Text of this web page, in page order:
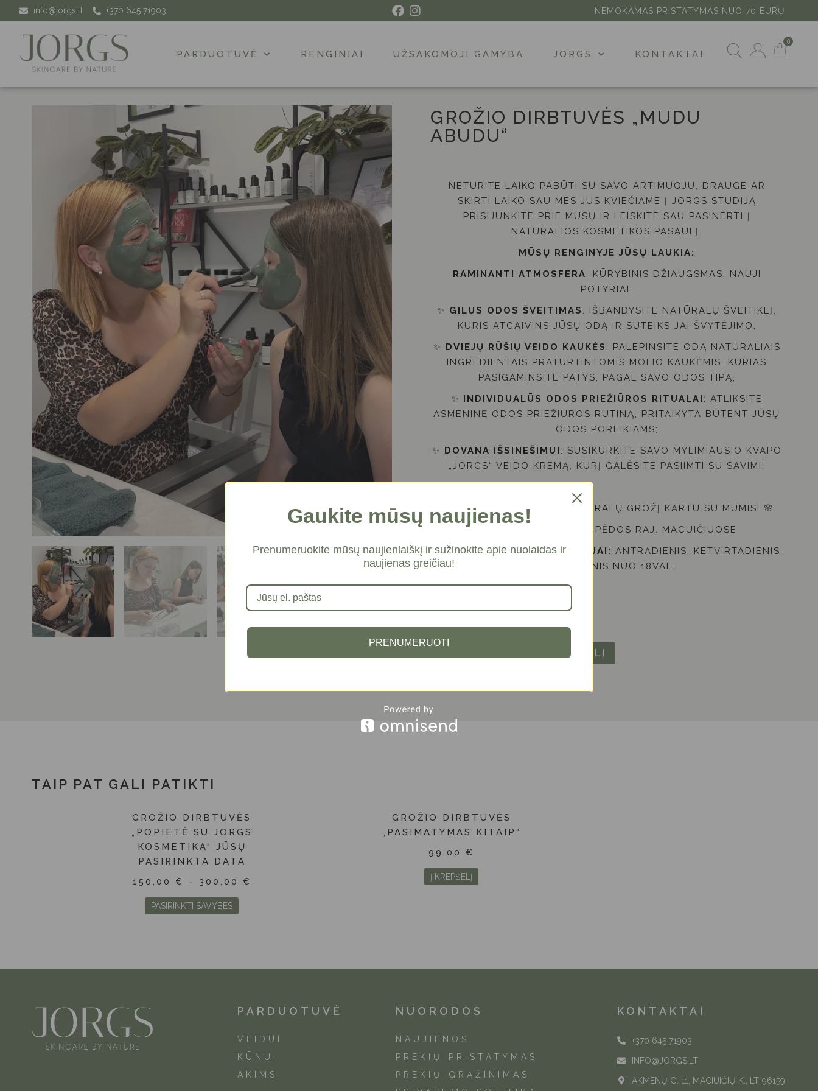
info@jorgs.lt +370 645 71903 NEMOKAMAS PRISTATYMAS NUO 70 EURŲ
PARDUOTUVĖ RENGINIAI UŽSAKOMOJI GAMYBA JORGS KONTAKTAI
GROŽIO DIRBTUVĖS „MUDU
ABUDU“
NETURITE LAIKO PABŪTI SU SAVO ARTIMUOJU, DRAUGE AR
SKIRTI LAIKO SAU MES JUS KVIEČIAME Į JORGS STUDIJĄ
PRISIJUNKITE PRIE MŪSŲ IR LEISKITE SAU PASINERTI Į
NATŪRALIOS KOSMETIKOS PASAULĮ.
MŪSŲ RENGINYJE JŪSŲ LAUKIA:
RAMINANTI ATMOSFERA, KŪRYBINIS DŽIAUGSMAS, NAUJI
POTYRIAI;
✨ GILUS ODOS ŠVEITIMAS : IŠBANDYSITE NATŪRALŲ ŠVEITIKLĮ,
KURIS ATGAIVINS JŪSŲ ODĄ IR SUTEIKS JAI ŠVYTĖJIMO;
✨
DVIEJŲ RŪŠIŲ VEIDO KAUKĖS : PALEPINSITE ODĄ NATŪRALIAIS
INGREDIENTAIS PRATURTINTOMIS MOLIO KAUKĖMIS, KURIAS
PASIGAMINSITE PATYS, PAGAL SAVO ODOS TIPĄ;
✨
INDIVIDUALŪS ODOS PRIEŽIŪROS RITUALAI : ATLIKSITE
ASMENINĘ ODOS PRIEŽIŪROS RUTINĄ, PRITAIKYTA BŪTENT JŪSŲ
ODOS POREIKIAMS;
✨
DOVANA IŠSINEŠIMUI : SUSIKURKITE SAVO MYLIMIAUSIO KVAPO
„JORGS“ VEIDO KREMĄ, KURĮ GALĖSITE PASIIMTI SU SAVIMI!
ATEIKITE IR ATRASKITE NATŪRALŲ GROŽĮ KARTU SU MUMIS! 🌸
KLAIPĖDOS RAJ. MACUIČIUOSE
GALIMOS DIENOS REZERVACIJAI: ANTRADIENIS, KETVIRTADIENIS,
SEKMADIENIS NUO 18VAL.
99,00€
Į KREPŠELĮ
TAIP PAT GALI PATIKTI
GROŽIO DIRBTUVĖS
„POPIETĖ SU JORGS
KOSMETIKA“ JŪSŲ
PASIRINKTA DATA
150,00 € – 300,00 €
PASIRINKTI SAVYBES
GROŽIO DIRBTUVĖS
„PASIMATYMAS KITAIP“
99,00€
Į KREPŠELĮ
PARDUOTUVĖ
VEIDUI
KŪNUI
AKIMS
NUORODOS
NAUJIENOS
PREKIŲ PRISTATYMAS
PREKIŲ GRĄŽINIMAS
KONTAKTAI
+370 645 71903
INFO@JORGS.LT
AKMENŲ G. 11, MACIUIČIŲ K., LT-96159
Gaukite mūsų naujienas!
Prenumeruokite mūsų naujienlaiškį ir sužinokite apie nuolaidas ir
naujienas greičiau!
PRENUMERUOTI